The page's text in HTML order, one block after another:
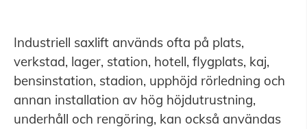
Industriell saxlift används ofta på plats,
verkstad, lager, station, hotell, flygplats, kaj,
bensinstation, stadion, upphöjd rörledning och
annan installation av hög höjdutrustning,
underhåll och rengöring, kan också användas